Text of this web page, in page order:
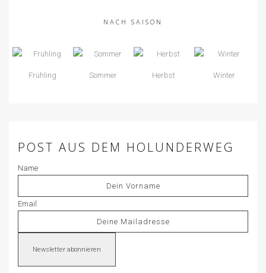
NACH SAISON
Frühling Sommer Herbst Winter
POST AUS DEM HOLUNDERWEG
Name
Email
Newsletter abonnieren